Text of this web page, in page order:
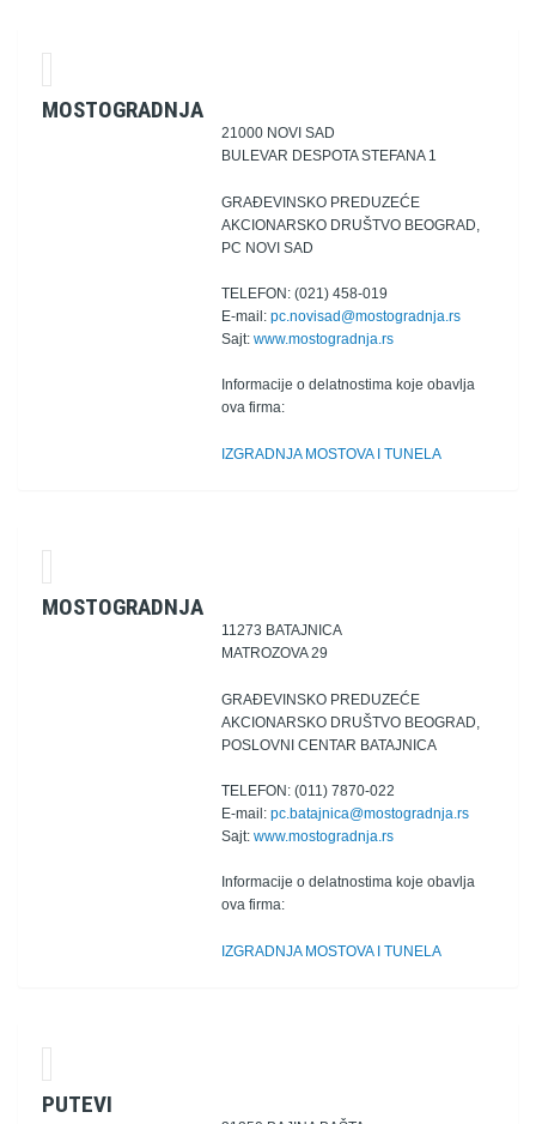
MOSTOGRADNJA
21000 NOVI SAD
BULEVAR DESPOTA STEFANA 1
GRAĐEVINSKO PREDUZEĆE
AKCIONARSKO DRUŠTVO BEOGRAD,
PC NOVI SAD
TELEFON: (021) 458-019
E-mail: pc.novisad@mostogradnja.rs
Sajt: www.mostogradnja.rs
Informacije o delatnostima koje obavlja
ova firma:
IZGRADNJA MOSTOVA I TUNELA
MOSTOGRADNJA
11273 BATAJNICA
MATROZOVA 29
GRAĐEVINSKO PREDUZEĆE
AKCIONARSKO DRUŠTVO BEOGRAD,
POSLOVNI CENTAR BATAJNICA
TELEFON: (011) 7870-022
E-mail: pc.batajnica@mostogradnja.rs
Sajt: www.mostogradnja.rs
Informacije o delatnostima koje obavlja
ova firma:
IZGRADNJA MOSTOVA I TUNELA
PUTEVI